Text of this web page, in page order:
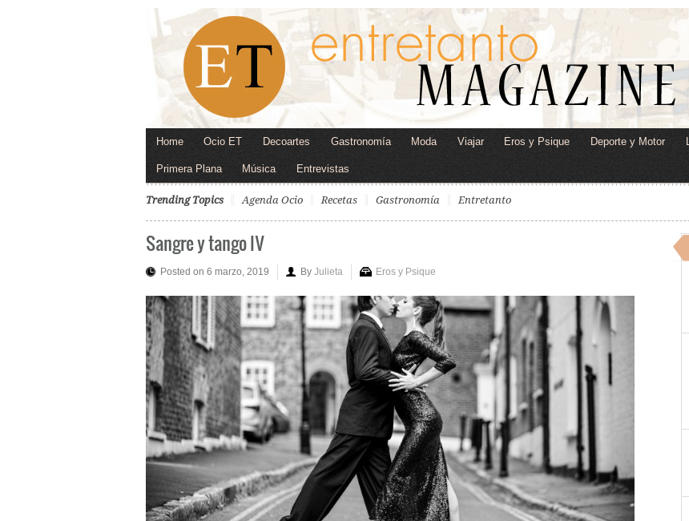
Home Ocio ET Decoartes Gastronomía Moda Viajar Eros y Psique Deporte y Motor
Primera Plana Música Entrevistas
Trending Topics Agenda Ocio Recetas Gastronomía Entretanto
Sangre y tango IV
Posted on 6 marzo, 2019 By Julieta Eros y Psique